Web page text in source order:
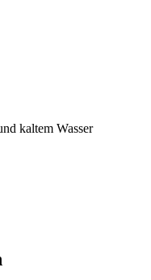
kaltem Wasser